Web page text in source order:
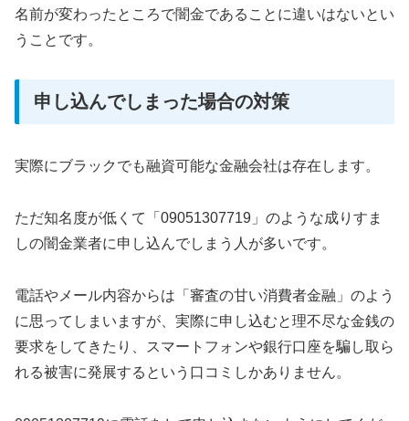
名前が変わったところで闇金であることに違いはないとい
うことです。
申し込んでしまった場合の対策
実際にブラックでも融資可能な金融会社は存在します。
ただ知名度が低くて「09051307719」のような成りすま
しの闇金業者に申し込んでしまう人が多いです。
電話やメール内容からは「審査の甘い消費者金融」のよう
に思ってしまいますが、実際に申し込むと理不尽な金銭の
要求をしてきたり、スマートフォンや銀行口座を騙し取ら
れる被害に発展するという口コミしかありません。